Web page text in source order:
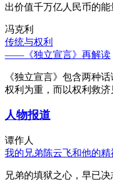
出价值千万亿人民币的
冯克利
传统与权利
——《独立宣言》再解读
《独立宣言》包含两种
权利为重，而以权利救济
人物报道
谭作人
我的兄弟陈云飞和他的精
兄弟的填狱之心，早已